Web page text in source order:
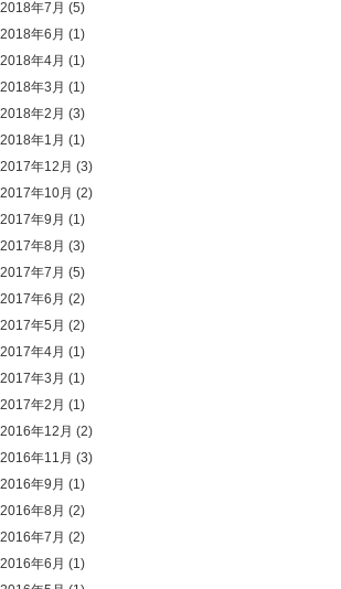
2018年7月 (5)
2018年6月 (1)
2018年4月 (1)
2018年3月 (1)
2018年2月 (3)
2018年1月 (1)
2017年12月 (3)
2017年10月 (2)
2017年9月 (1)
2017年8月 (3)
2017年7月 (5)
2017年6月 (2)
2017年5月 (2)
2017年4月 (1)
2017年3月 (1)
2017年2月 (1)
2016年12月 (2)
2016年11月 (3)
2016年9月 (1)
2016年8月 (2)
2016年7月 (2)
2016年6月 (1)